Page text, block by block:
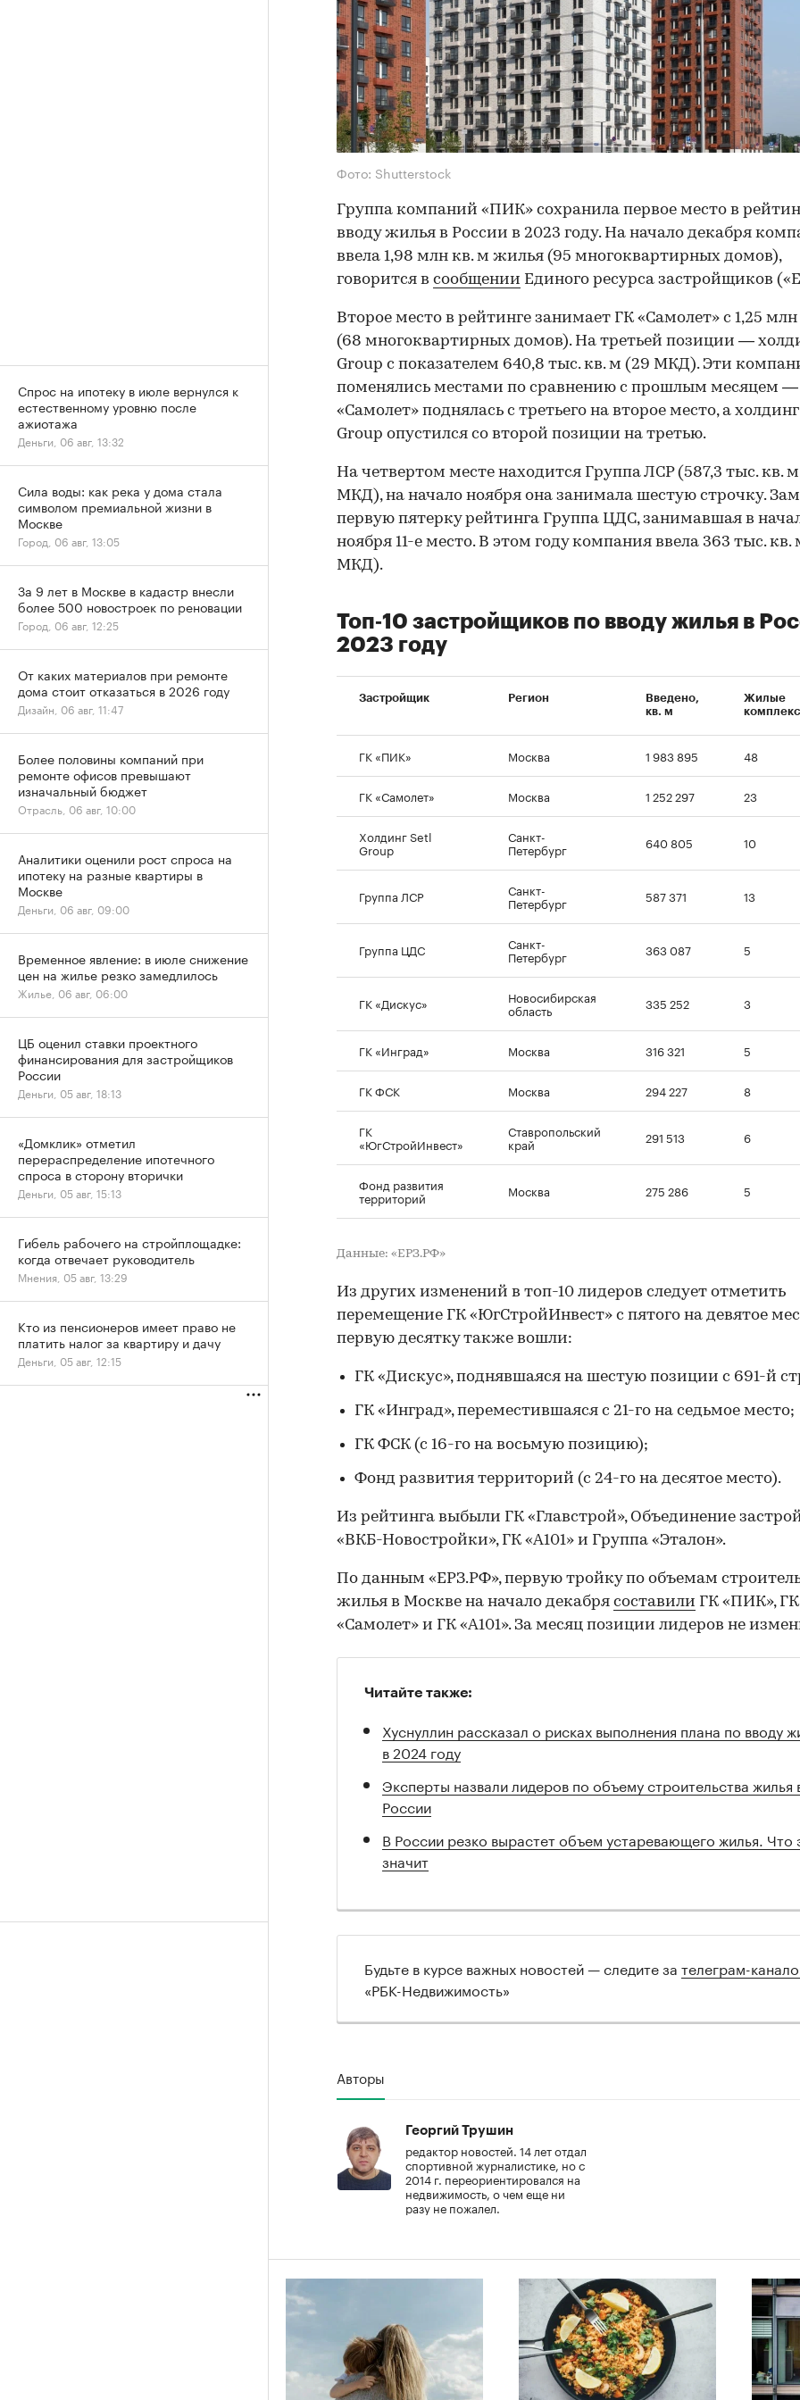
Фото: Shutterstock
Группа компаний «ПИК» сохранила первое место в
вводу жилья в России в 2023 году. На начало декабря
ввела 1,98 млн кв. м жилья (95 многоквартирных домов),
говорится в сообщении Единого ресурса застройщиков
Второе место в рейтинге занимает ГК «Самолет» с 1,25
(68 многоквартирных домов). На третьей позиции —
Group с показателем 640,8 тыс. кв. м (29 МКД). Эти
поменялись местами по сравнению с прошлым месяцем
«Самолет» поднялась с третьего на второе место, а
Group опустился со второй позиции на третью.
На четвертом месте находится Группа ЛСР (587,3 тыс. кв.
МКД), на начало ноября она занимала шестую строчку.
первую пятерку рейтинга Группа ЦДС, занимавшая в
ноября 11-е место. В этом году компания ввела 363 тыс. кв.
МКД).
Топ‑10 застройщиков по вводу жилья в
2023 году
Застройщик Регион
Введено,
кв. м
Жилые
ГК «ПИК» Москва 1 983 895 48
ГК «Самолет» Москва 1 252 297 23
Холдинг Setl
Group
Санкт-
Петербург 640 805 10
Группа ЛСР Санкт-
Петербург 587 371 13
Группа ЦДС Санкт-
Петербург 363 087 5
ГК «Дискус» Новосибирская
область 335 252 3
ГК «Инград» Москва 316 321 5
ГК ФСК Москва 294 227 8
ГК
«ЮгСтройИнвест»
Ставропольский
край 291 513 6
Фонд развития
территорий Москва 275 286 5
Данные: «ЕРЗ.РФ»
Из других изменений в топ-10 лидеров следует отметить
перемещение ГК «ЮгСтройИнвест» с пятого на девятое
первую десятку также вошли:
ГК «Дискус», поднявшаяся на шестую позиции с 691-й
ГК «Инград», переместившаяся с 21-го на седьмое место;
ГК ФСК (с 16-го на восьмую позицию);
Фонд развития территорий (с 24-го на десятое место).
Из рейтинга выбыли ГК «Главстрой», Объединение
«ВКБ-Новостройки», ГК «А101» и Группа «Эталон».
По данным «ЕРЗ.РФ», первую тройку по объемам
жилья в Москве на начало декабря составили ГК «ПИК», ГК
«Самолет» и ГК «А101». За месяц позиции лидеров не
Читайте также:
Хуснуллин рассказал о рисках выполнения плана по вводу
в 2024 году
Эксперты назвали лидеров по объему строительства жилья
России
В России резко вырастет объем устаревающего жилья. Что
значит
Будьте в курсе важных новостей — следите за телеграм-
«РБК-Недвижимость»
Авторы
Георгий Трушин
редактор новостей. 14 лет отдал
спортивной журналистике, но с
2014 г. переориентировался на
недвижимость, о чем еще ни
разу не пожалел.
Спрос на ипотеку в июле вернулся к
естественному уровню после
ажиотажа
Деньги, 06 авг, 13:32
Сила воды: как река у дома стала
символом премиальной жизни в
Москве
Город, 06 авг, 13:05
За 9 лет в Москве в кадастр внесли
более 500 новостроек по реновации
Город, 06 авг, 12:25
От каких материалов при ремонте
дома стоит отказаться в 2026 году
Дизайн, 06 авг, 11:47
Более половины компаний при
ремонте офисов превышают
изначальный бюджет
Отрасль, 06 авг, 10:00
Аналитики оценили рост спроса на
ипотеку на разные квартиры в
Москве
Деньги, 06 авг, 09:00
Временное явление: в июле снижение
цен на жилье резко замедлилось
Жилье, 06 авг, 06:00
ЦБ оценил ставки проектного
финансирования для застройщиков
России
Деньги, 05 авг, 18:13
«Домклик» отметил
перераспределение ипотечного
спроса в сторону вторички
Деньги, 05 авг, 15:13
Гибель рабочего на стройплощадке:
когда отвечает руководитель
Мнения, 05 авг, 13:29
Кто из пенсионеров имеет право не
платить налог за квартиру и дачу
Деньги, 05 авг, 12:15